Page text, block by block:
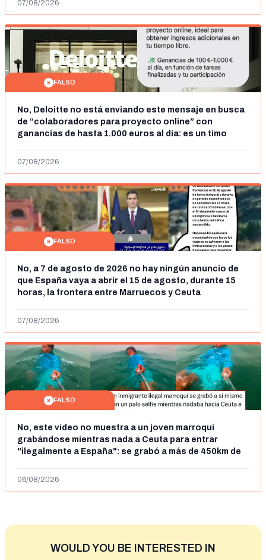
07/08/2026
FALSO
No, Deloitte no está enviando este mensaje en busca
de “colaboradores para proyecto online” con
ganancias de hasta 1.000 euros al día: es un timo
07/08/2026
FALSO
No, a 7 de agosto de 2026 no hay ningún anuncio de
que España vaya a abrir el 15 de agosto, durante 15
horas, la frontera entre Marruecos y Ceuta
07/08/2026
FALSO
No, este vídeo no muestra a un joven marroquí
grabándose mientras nada a Ceuta para entrar
"ilegalmente a España": se grabó a más de 450km de
06/08/2026
WOULD YOU BE INTERESTED IN